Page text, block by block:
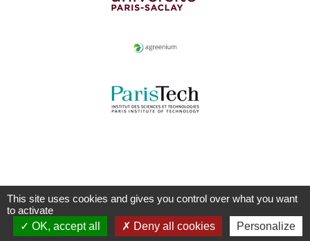
This site uses cookies and gives you control over what you want
to activate
OK, accept all
Deny all cookies Personalize